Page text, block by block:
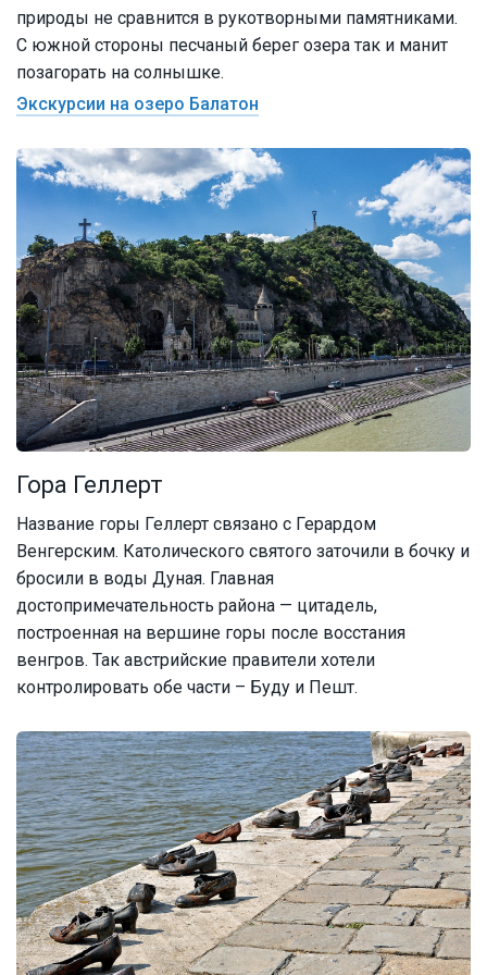
природы не сравнится в рукотворными памятниками.
С южной стороны песчаный берег озера так и манит
позагорать на солнышке.
Экскурсии на озеро Балатон
Гора Геллерт
Название горы Геллерт связано с Герардом
Венгерским. Католического святого заточили в бочку и
бросили в воды Дуная. Главная
достопримечательность района — цитадель,
построенная на вершине горы после восстания
венгров. Так австрийские правители хотели
контролировать обе части – Буду и Пешт.